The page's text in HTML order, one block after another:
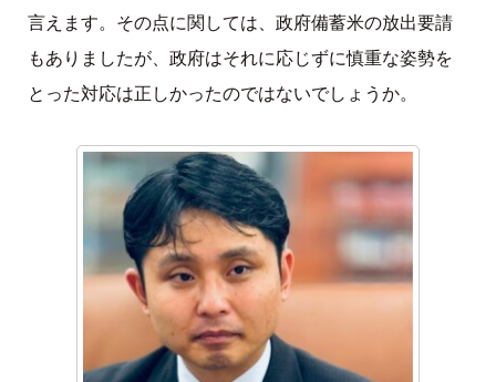
言えます。その点に関しては、政府備蓄米の放出要請
もありましたが、政府はそれに応じずに慎重な姿勢を
とった対応は正しかったのではないでしょうか。